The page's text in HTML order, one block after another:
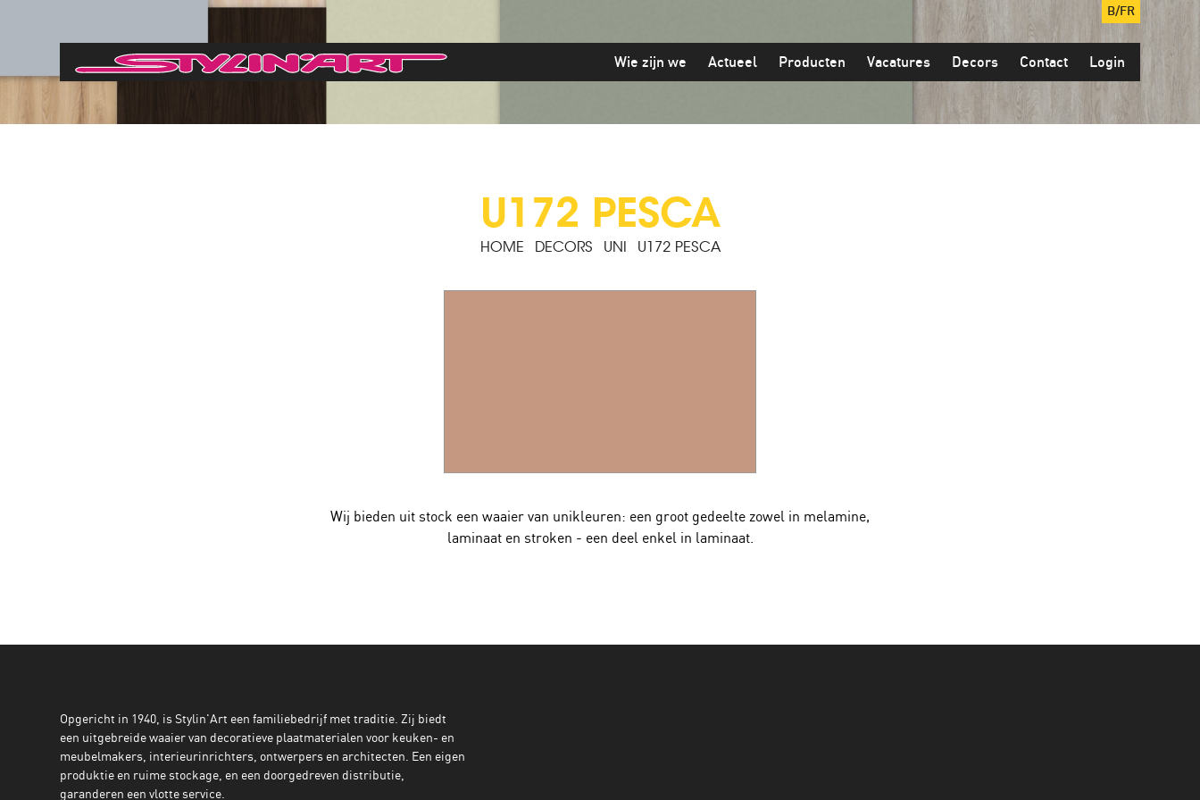
B/FR
Wie zijn we Actueel Producten Vacatures Decors Contact Login
U172 PESCA
HOME DECORS UNI U172 PESCA
Wij bieden uit stock een waaier van unikleuren: een groot gedeelte zowel in melamine,
laminaat en stroken - een deel enkel in laminaat.
Opgericht in 1940, is Stylin'Art een familiebedrijf met traditie. Zij biedt
een uitgebreide waaier van decoratieve plaatmaterialen voor keuken- en
meubelmakers, interieurinrichters, ontwerpers en architecten. Een eigen
produktie en ruime stockage, en een doorgedreven distributie,
garanderen een vlotte service.